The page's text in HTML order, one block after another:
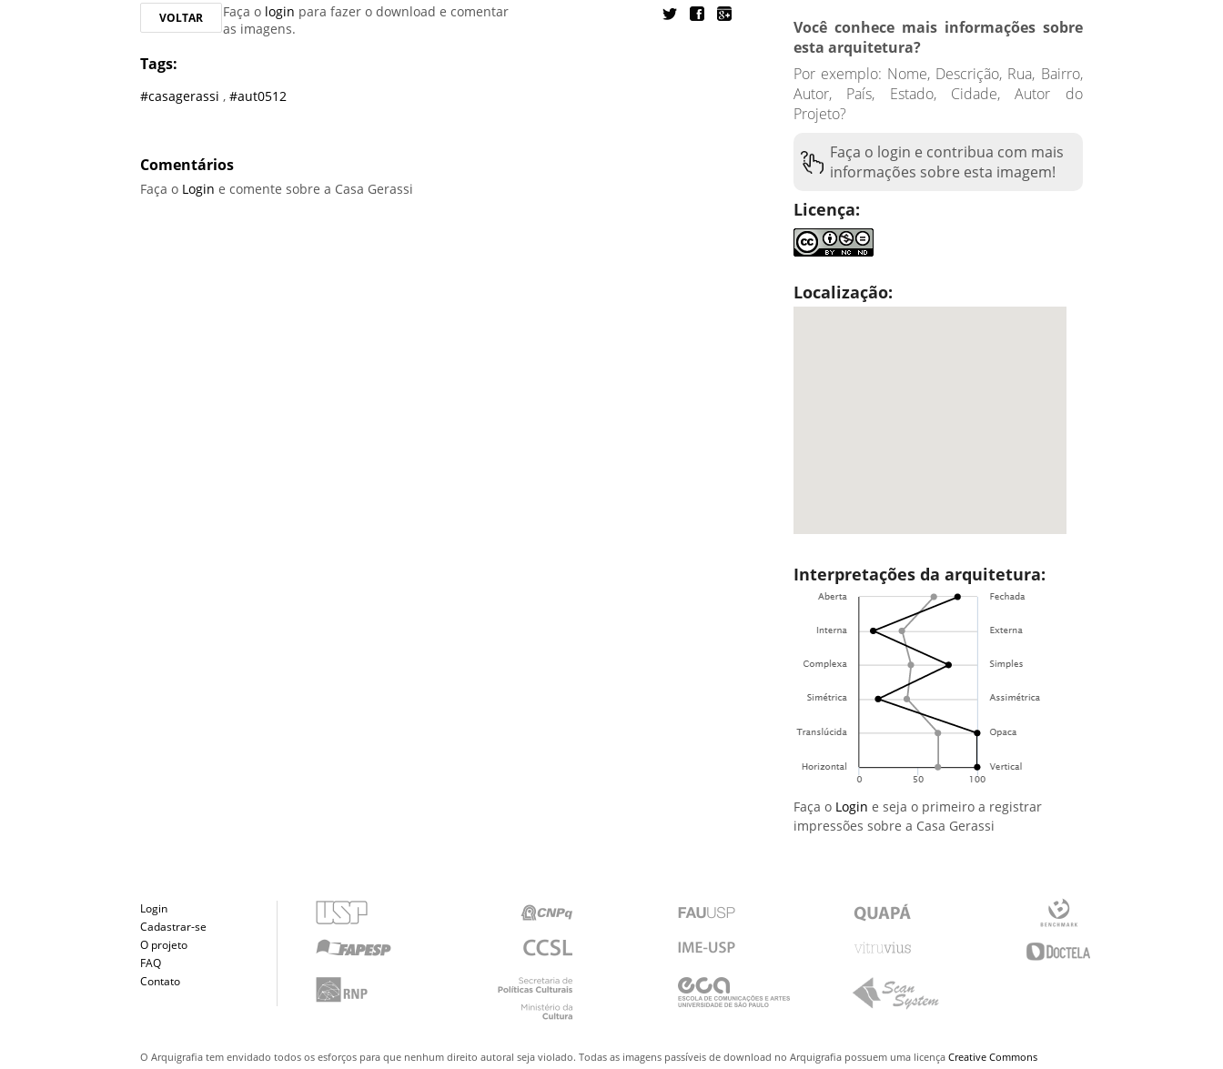
VOLTAR Faça o login para fazer o download e comentar
as imagens.
Tags:
#casagerassi,#aut0512
Comentários
Faça o Login e comente sobre a Casa Gerassi
Você conhece mais informações sobre
esta arquitetura?
Por exemplo: Nome, Descrição, Rua, Bairro,
Autor, País, Estado, Cidade, Autor do
Projeto?
Faça o login e contribua com mais
informações sobre esta imagem!
Licença:
Localização:
Interpretações da arquitetura:
Faça o Login e seja o primeiro a registrar
impressões sobre a Casa Gerassi
Login
Cadastrar-se
O projeto
FAQ
Contato
O Arquigrafia tem envidado todos os esforços para que nenhum direito autoral seja violado. Todas as imagens passíveis de download no Arquigrafia possuem uma licençaCreative Commons